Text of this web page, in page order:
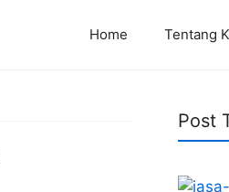
Home Tentang
Post